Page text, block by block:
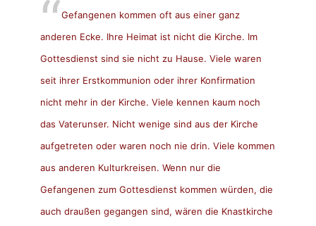
Gefangenen kommen oft aus einer ganz
anderen Ecke. Ihre Heimat ist nicht die Kirche. Im
Gottesdienst sind sie nicht zu Hause. Viele waren
seit ihrer Erstkommunion oder ihrer Konfirmation
nicht mehr in der Kirche. Viele kennen kaum noch
das Vaterunser. Nicht wenige sind aus der Kirche
aufgetreten oder waren noch nie drin. Viele kommen
aus anderen Kulturkreisen. Wenn nur die
Gefangenen zum Gottesdienst kommen würden, die
auch draußen gegangen sind, wären die Knastkirche